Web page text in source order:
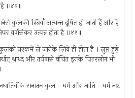
॥४०॥
कुलकी स्त्रियाँ अत्यन्त दूषित हो जाती हैं और हे
वर्णसंकर उत्पन्न होता है ॥४१॥
नरकमें ले जानेके लिये ही होता है । लुप्त हुई
श्राध्द और तर्पणसे वंचित इनके पितरलोग भी
सनातन कुल - धर्म और जाति - धर्म नष्ट